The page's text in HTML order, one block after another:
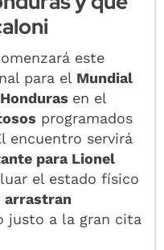
este
para el Mundial
Honduras en el
programados
encuentro servirá
para Lionel
el estado físico
arrastran
justo a la gran cita